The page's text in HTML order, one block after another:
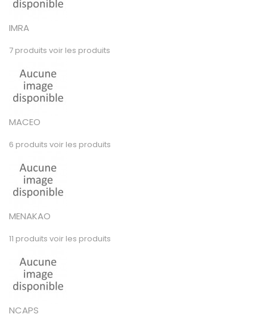
IMRA
7 produits voir les produits
MACEO
6 produits voir les produits
MENAKAO
11 produits voir les produits
NCAPS